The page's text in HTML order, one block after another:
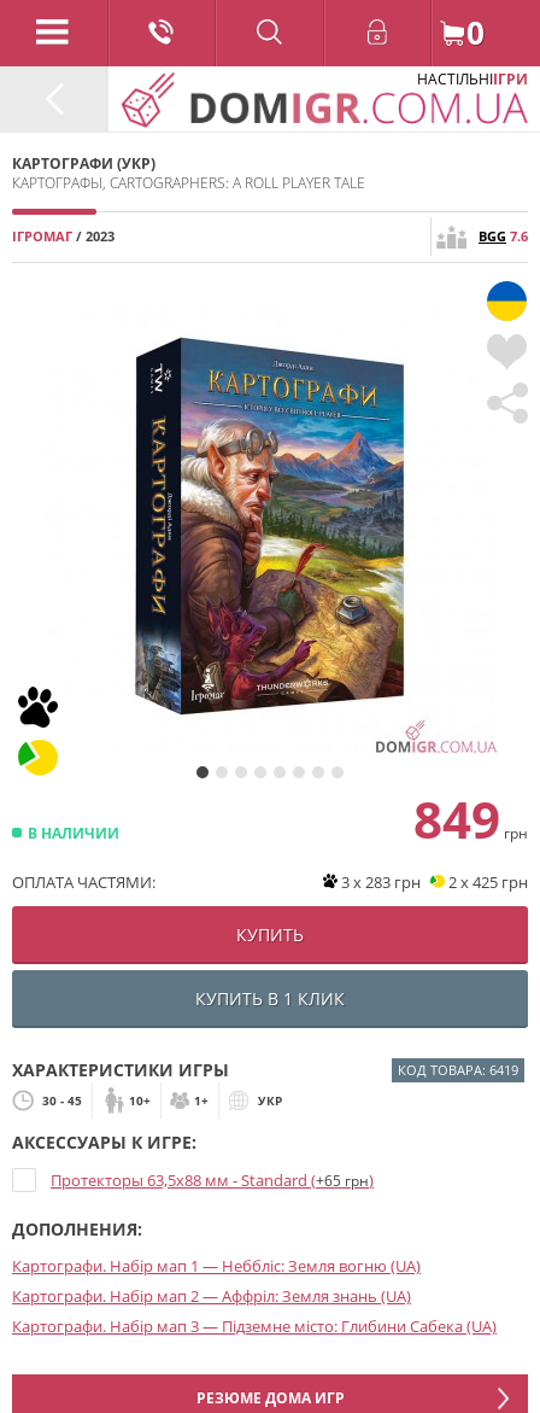
0
НАСТІЛЬНІІГРИ
КАРТОГРАФИ (УКР)
КАРТОГРАФЫ, CARTOGRAPHERS: A ROLL PLAYER TALE
ІГРОМАГ / 2023 BGG 7.6
В НАЛИЧИИ 849 грн
ОПЛАТА ЧАСТЯМИ: 3 x 283 грн 2 x 425 грн
КУПИТЬ
КУПИТЬ В 1 КЛИК
ХАРАКТЕРИСТИКИ ИГРЫ КОД ТОВАРА: 6419
30 - 45 10+ 1+ УКР
АКСЕССУАРЫ К ИГРЕ:
Протекторы 63,5x88 мм - Standard (+65 грн)
ДОПОЛНЕНИЯ:
Картографи. Набір мап 1 — Неббліс: Земля вогню (UA)
Картографи. Набір мап 2 — Аффріл: Земля знань (UA)
Картографи. Набір мап 3 — Підземне місто: Глибини Сабека (UA)
РЕЗЮМЕ ДОМА ИГР